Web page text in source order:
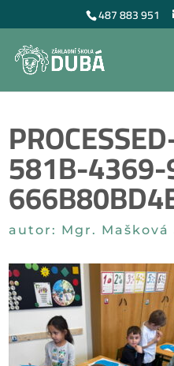
487 883 951
581B-
autor: Mgr. Mašková